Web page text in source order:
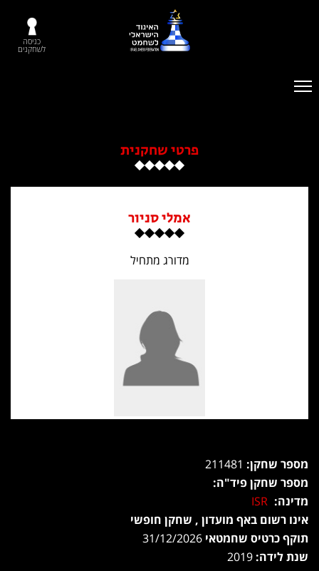
כניסה
לשחקנים
פרטי שחקנית
אמלי סניור
מדורג מתחיל
מספר שחקן:
מספר שחקן פיד"ה:
מדינה: ISR
אינו רשום באף מועדון , שחקן חופשי
תוקף כרטיס שחמטאי
שנת לידה: